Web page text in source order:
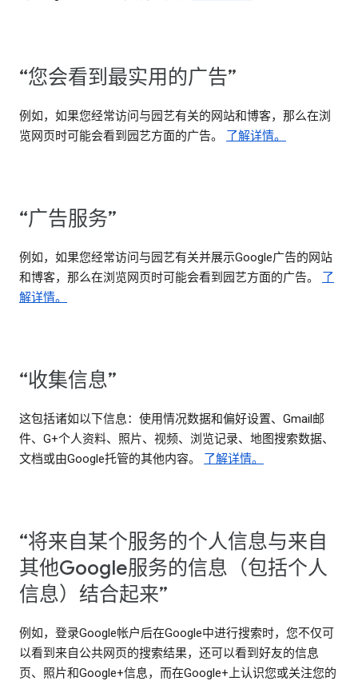
“您会看到最实用的广告”
例如，如果您经常访问与园艺有关的网站和博客，那么在浏
览网页时可能会看到园艺方面的广告。 了解详情。
“广告服务”
例如，如果您经常访问与园艺有关并展示Google广告的网站
和博客，那么在浏览网页时可能会看到园艺方面的广告。 了
解详情。
“收集信息”
这包括诸如以下信息：使用情况数据和偏好设置、Gmail邮
件、G+个人资料、照片、视频、浏览记录、地图搜索数据、
文档或由Google托管的其他内容。 了解详情。
“将来自某个服务的个人信息与来自
其他Google服务的信息（包括个人
信息）结合起来”
例如，登录Google帐户后在Google中进行搜索时，您不仅可
以看到来自公共网页的搜索结果，还可以看到好友的信息
页、照片和Google+信息，而在Google+上认识您或关注您的